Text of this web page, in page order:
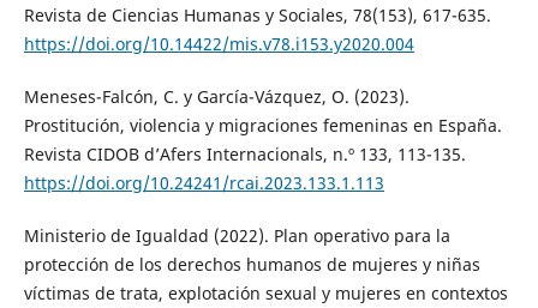
Revista de Ciencias Humanas y Sociales, 78(153), 617-635.
https://doi.org/10.14422/mis.v78.i153.y2020.004
Meneses-Falcón, C. y García-Vázquez, O. (2023).
Prostitución, violencia y migraciones femeninas en España.
Revista CIDOB d’Afers Internacionals, n.º 133, 113-135.
https://doi.org/10.24241/rcai.2023.133.1.113
Ministerio de Igualdad (2022). Plan operativo para la
protección de los derechos humanos de mujeres y niñas
víctimas de trata, explotación sexual y mujeres en contextos